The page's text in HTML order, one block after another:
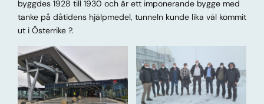
byggdes 1928 till 1930 och är ett imponerande bygge med
tanke på dåtidens hjälpmedel, tunneln kunde lika väl kommit
ut i Österrike ?.